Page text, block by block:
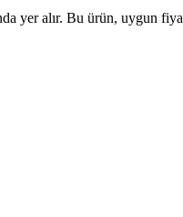
yer alır. Bu ürün, uygun